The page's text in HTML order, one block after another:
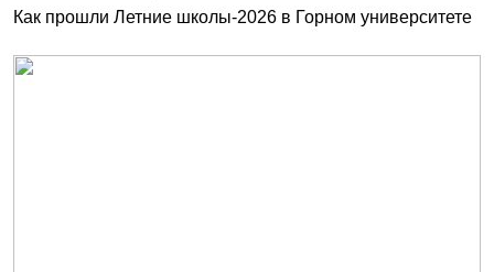
Как прошли Летние школы-2026 в Горном университете